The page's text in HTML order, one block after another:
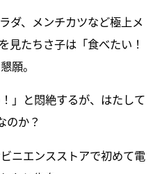
ダ、メンチカツなど極上メ
見たちさ子は「食べたい！
願。
」と悶絶するが、はたして
のか？
ニエンスストアで初めて電